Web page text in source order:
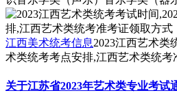
江西美术统考信息2023江西艺术类
术类统考考点安排,江西艺术类统考
关于江苏省2023年艺术类专业考试